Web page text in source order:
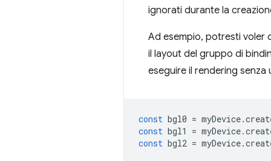
ignorati durante la
Ad esempio, potresti voler
il layout del gruppo di
eseguire il rendering
const bgl0 = myDevice.
const bgl1 = myDevice.
const bgl2 = myDevice.